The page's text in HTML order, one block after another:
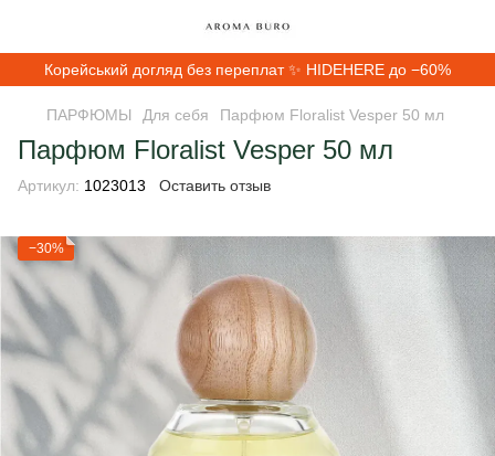
Корейський догляд без переплат ✨ HIDEHERE до −60%
ПАРФЮМЫ Для себя Парфюм Floralist Vesper 50 мл
Парфюм Floralist Vesper 50 мл
Артикул: 1023013 Оставить отзыв
−30%